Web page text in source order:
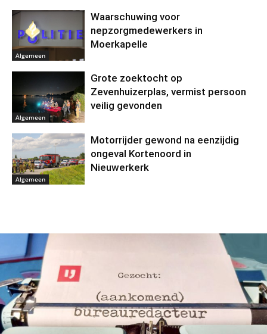
Algemeen
Waarschuwing voor
nepzorgmedewerkers in
Moerkapelle
Algemeen
Grote zoektocht op
Zevenhuizerplas, vermist persoon
veilig gevonden
Algemeen
Motorrijder gewond na eenzijdig
ongeval Kortenoord in
Nieuwerkerk